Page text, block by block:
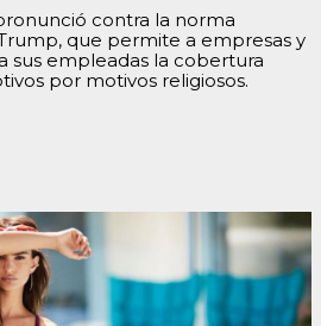
contra la norma
que permite a empresas y
sus empleadas la cobertura
por motivos religiosos.